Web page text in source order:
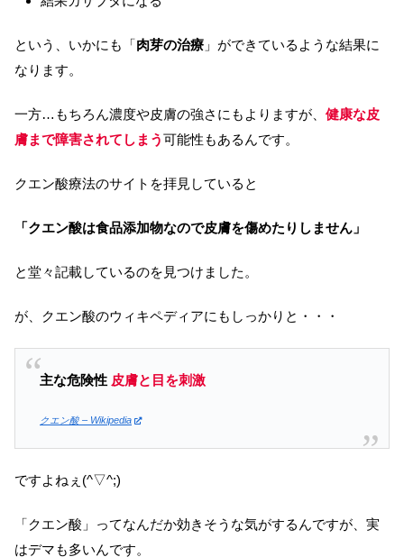
という、いかにも「 肉芽の治療 」ができているような結果に
なります。
一方…もちろん濃度や皮膚の強さにもよりますが、 健康な皮
膚まで障害されてしまう可能性もあるんです。
クエン酸療法のサイトを拝見していると
「クエン酸は食品添加物なので皮膚を傷めたりしません」
と堂々記載しているのを見つけました。
が、クエン酸のウィキペディアにもしっかりと・・・
主な危険性 皮膚と目を刺激
クエン酸 – Wikipedia
ですよねぇ(^▽^;)
「クエン酸」ってなんだか効きそうな気がするんですが、実
はデマも多いんです。